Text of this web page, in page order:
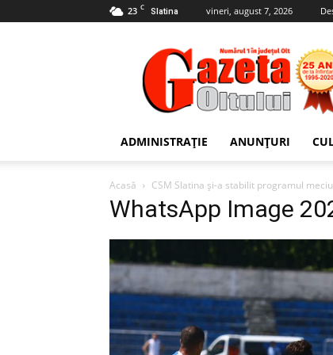
23 C Slatina vineri, august 7, 2026
Gazeta
Oltului
ADMINISTRAȚIE ANUNȚURI
Acasă CSM Slatina și-a stabilit programul
WhatsApp Image